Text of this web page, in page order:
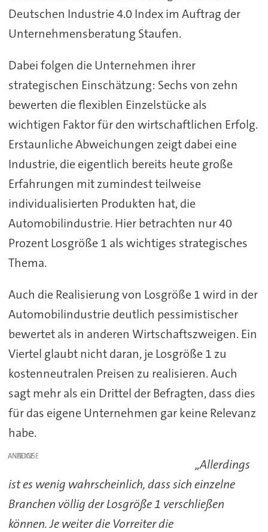
Deutschen Industrie 4.0 Index im Auftrag der
Unternehmensberatung Staufen.
Dabei folgen die Unternehmen ihrer
strategischen Einschätzung: Sechs von zehn
bewerten die flexiblen Einzelstücke als
wichtigen Faktor für den wirtschaftlichen Erfolg.
Erstaunliche Abweichungen zeigt dabei eine
Industrie, die eigentlich bereits heute große
Erfahrungen mit zumindest teilweise
individualisierten Produkten hat, die
Automobilindustrie. Hier betrachten nur 40
Prozent Losgröße 1 als wichtiges strategisches
Thema.
Auch die Realisierung von Losgröße 1 wird in der
Automobilindustrie deutlich pessimistischer
bewertet als in anderen Wirtschaftszweigen. Ein
Viertel glaubt nicht daran, je Losgröße 1 zu
kostenneutralen Preisen zu realisieren. Auch
sagt mehr als ein Drittel der Befragten, dass dies
für das eigene Unternehmen gar keine Relevanz
habe.
ANZEIGE
„Allerdings
ist es wenig wahrscheinlich, dass sich einzelne
Branchen völlig der Losgröße 1 verschließen
können. Je weiter die Vorreiter die